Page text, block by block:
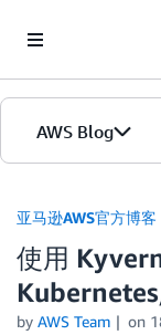
AWS Blog
首页
版本
亚马逊AWS官方博客
使用
by AWS Team on